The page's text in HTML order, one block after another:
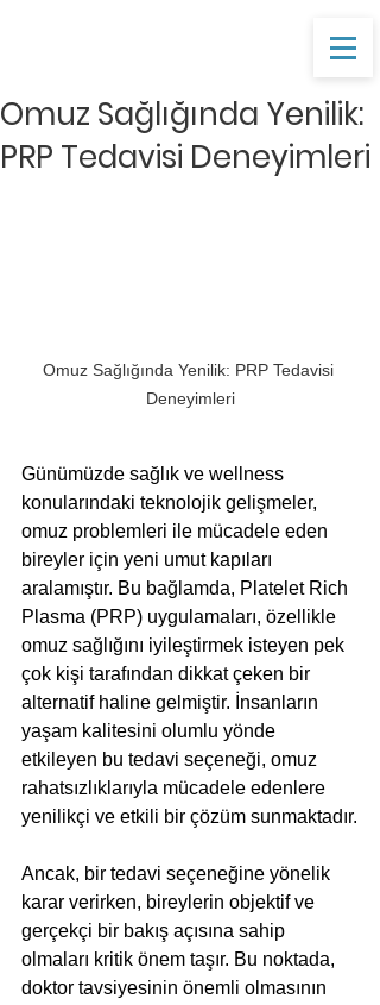
Omuz Sağlığında Yenilik:
PRP Tedavisi Deneyimleri
Omuz Sağlığında Yenilik: PRP Tedavisi
Deneyimleri
Günümüzde sağlık ve wellness
konularındaki teknolojik gelişmeler,
omuz problemleri ile mücadele eden
bireyler için yeni umut kapıları
aralamıştır. Bu bağlamda, Platelet Rich
Plasma (PRP) uygulamaları, özellikle
omuz sağlığını iyileştirmek isteyen pek
çok kişi tarafından dikkat çeken bir
alternatif haline gelmiştir. İnsanların
yaşam kalitesini olumlu yönde
etkileyen bu tedavi seçeneği, omuz
rahatsızlıklarıyla mücadele edenlere
yenilikçi ve etkili bir çözüm sunmaktadır.
Ancak, bir tedavi seçeneğine yönelik
karar verirken, bireylerin objektif ve
gerçekçi bir bakış açısına sahip
olmaları kritik önem taşır. Bu noktada,
doktor tavsiyesinin önemli olmasının